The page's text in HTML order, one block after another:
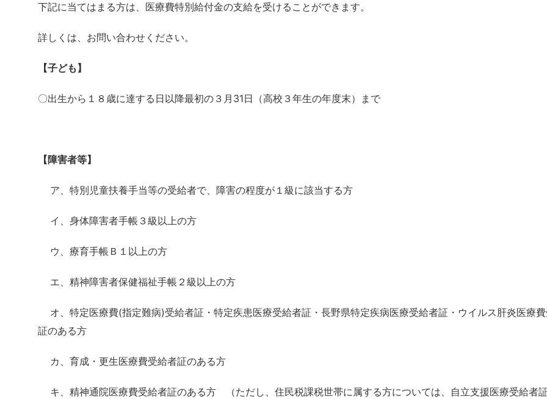
下記に当てはまる方は、医療費特別給付金の支給を受けることができます。
詳しくは、お問い合わせください。
【子ども】
〇出生から１８歳に達する日以降最初の３月31日（高校３年生の年度末）まで
【障害者等】
ア、特別児童扶養手当等の受給者で、障害の程度が１級に該当する方
イ、身体障害者手帳３級以上の方
ウ、療育手帳Ｂ１以上の方
エ、精神障害者保健福祉手帳２級以上の方
オ、特定医療費(指定難病)受給者証・特定疾患医療受給者証・長野県特定疾病医療受給者証・ウイルス肝炎医療
証のある方
カ、育成・更生医療費受給者証のある方
キ、精神通院医療費受給者証のある方 （ただし、住民税課税世帯に属する方については、自立支援医療受給者